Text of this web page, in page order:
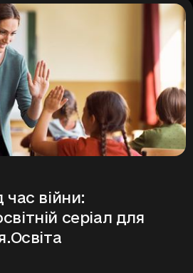
час війни:
серіал для